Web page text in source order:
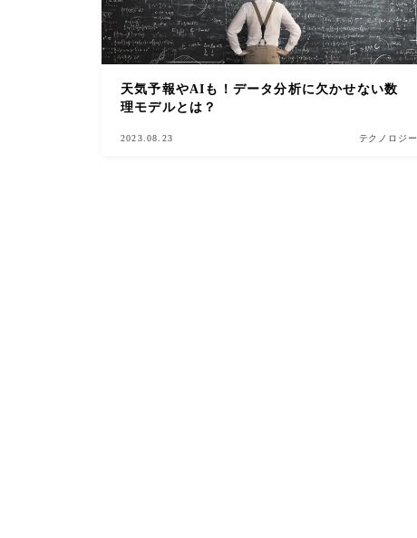
天気予報やAIも！データ分析に欠かせない数
理モデルとは？
2023.08.23 テクノロジー